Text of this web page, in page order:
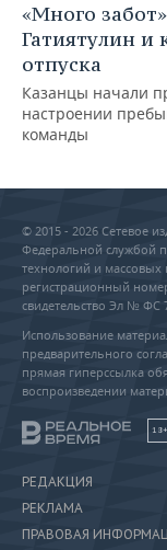
«Много
Гатиятулин и
отпуска
Казанцы начали
настроении
команды
© 2015 - 2026 Сетевое
Федеральной службой
технологий и
регистрационный
свидетельство Эл № ФС
Использование
предварительного
прямая гиперссылка
воспроизведении
18+
РЕДАКЦИЯ
РЕКЛАМА
ПРАВОВАЯ